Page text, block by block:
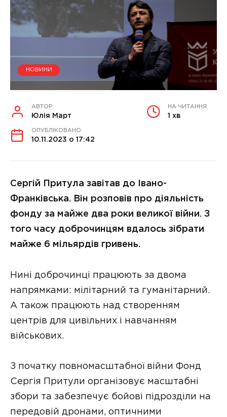
НОВИНИ
АВТОР
Юлія Март
НА ЧИТАННЯ
1 хв
ОПУБЛІКОВАНО
10.11.2023 о 17:42
Сергій Притула завітав до Івано-
Франківська. Він розповів про діяльність
фонду за майже два роки великої війни. З
того часу доброчинцям вдалось зібрати
майже 6 мільярдів гривень.
Нині доброчинці працюють за двома
напрямками: мілітарний та гуманітарний.
А також працюють над створенням
центрів для цивільних і навчанням
військових.
З початку повномасштабної війни Фонд
Сергія Притули організовує масштабні
збори та забезпечує бойові підрозділи на
передовій дронами, оптичними